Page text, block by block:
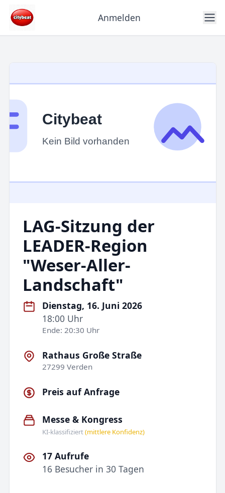
Anmelden
LAG-Sitzung der
LEADER-Region
"Weser-Aller-
Landschaft"
Dienstag, 16. Juni 2026
18:00 Uhr
Ende: 20:30 Uhr
Rathaus Große Straße
27299 Verden
Preis auf Anfrage
Messe & Kongress
KI-klassifiziert(mittlere Konfidenz)
17 Aufrufe
16 Besucher in 30 Tagen